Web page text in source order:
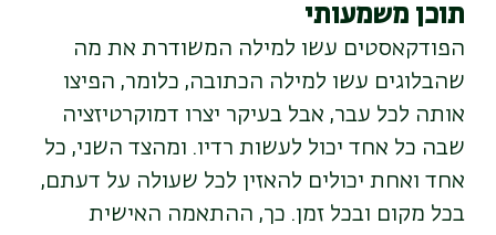
תוכן משמעותי
הפודקאסטים עשו למילה המשודרת את מה
שהבלוגים עשו למילה הכתובה, כלומר, הפיצו
אותה לכל עבר, אבל בעיקר יצרו דמוקרטיזציה
שבה כל אחד יכול לעשות רדיו. ומהצד השני, כל
אחד ואחת יכולים להאזין לכל שעולה על דעתם,
בכל מקום ובכל זמן. כך, ההתאמה האישית